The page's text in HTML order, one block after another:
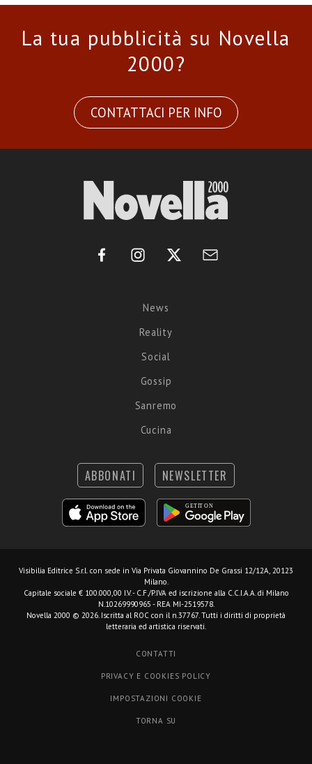
La tua pubblicità su Novella
2000?
CONTATTACI PER INFO
News
Reality
Social
Gossip
Sanremo
Cucina
ABBONATI NEWSLETTER
Visibilia Editrice S.r.l. con sede in Via Privata Giovannino De Grassi 12/12A, 20123
Milano.
Capitale sociale € 100.000,00 I.V. - C.F./P.IVA ed iscrizione alla C.C.I.A.A. di Milano
N.10269990965 - REA MI-2519578.
Novella 2000 © 2026. Iscritta al ROC con il n.37767. Tutti i diritti di proprietà
letteraria ed artistica riservati.
CONTATTI
PRIVACY E COOKIES POLICY
IMPOSTAZIONI COOKIE
TORNA SU